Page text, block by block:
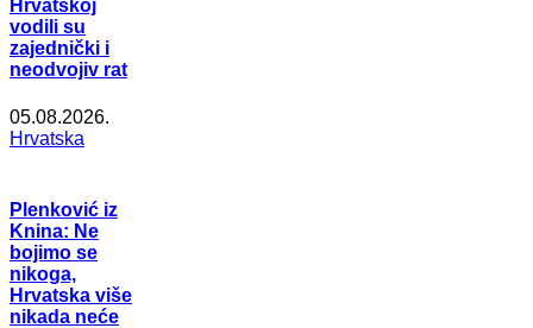
Hrvatskoj
vodili su
zajednički i
neodvojiv rat
05.08.2026.
Hrvatska
Plenković iz
Knina: Ne
bojimo se
nikoga,
Hrvatska više
nikada neće